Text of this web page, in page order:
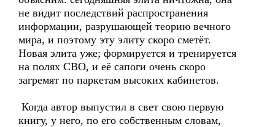
не видит последствий распространения
информации, разрушающей теорию вечного
мира, и поэтому эту элиту скоро сметёт.
Новая элита уже; формируется и тренируется
на полях СВО, и её сапоги очень скоро
загремят по паркетам высоких кабинетов.
Когда автор выпустил в свет свою первую
книгу, у него, по его собственным словам,